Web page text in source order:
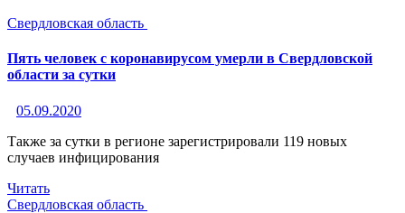
Свердловская область
Пять человек с коронавирусом умерли в Свердловской
области за сутки
05.09.2020
Также за сутки в регионе зарегистрировали 119 новых
случаев инфицирования
Читать
Свердловская область